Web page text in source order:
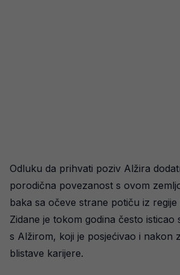
Odluku da prihvati poziv Alžira
porodična povezanost s ovom
baka sa očeve strane potiču iz regije
Zidane je tokom godina često isticao
s Alžirom, koji je posjećivao i nakon
blistave karijere.